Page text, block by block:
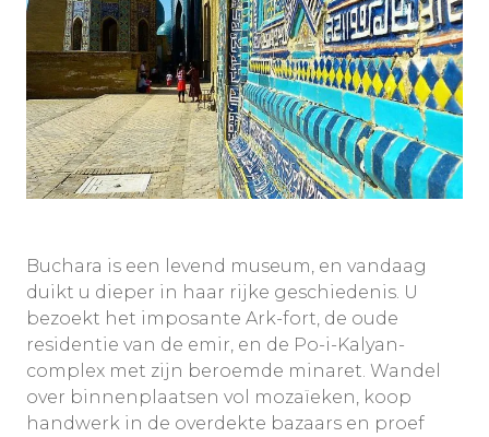
Buchara is een levend museum, en vandaag
duikt u dieper in haar rijke geschiedenis. U
bezoekt het imposante Ark-fort, de oude
residentie van de emir, en de Po-i-Kalyan-
complex met zijn beroemde minaret. Wandel
over binnenplaatsen vol mozaïeken, koop
handwerk in de overdekte bazaars en proef